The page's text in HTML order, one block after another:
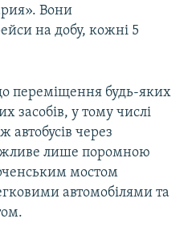
Вони
на добу, кожні 5
переміщення будь-яких
засобів, у тому числі
через
лише поромною
мостом
автомобілями та